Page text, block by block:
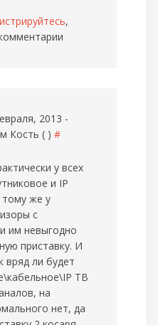
,
2013 -
Кость ( ) #
у всех
и IP
тому же у
с
и им невыгодно
приставку. И
вряд ли будет
ТВ
на
нет, да